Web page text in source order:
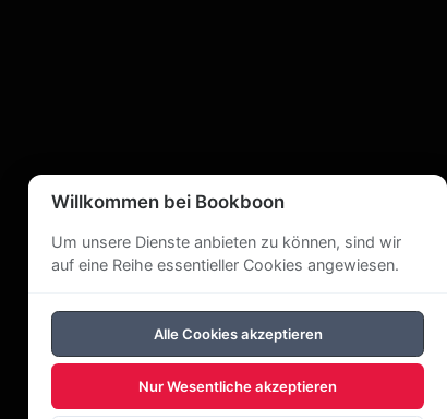
Willkommen bei Bookboon
Um unsere Dienste anbieten zu können, sind wir
auf eine Reihe essentieller Cookies angewiesen.
Alle Cookies akzeptieren
Nur Wesentliche akzeptieren